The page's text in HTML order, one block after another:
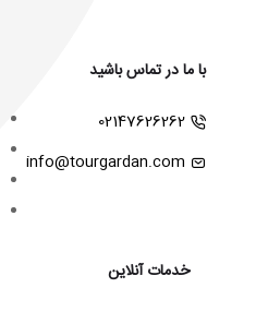
با ما در تماس باشید
02147626262
info@tourgardan.com
خدمات آنلاین